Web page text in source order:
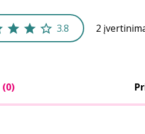
3.8 2
(0)